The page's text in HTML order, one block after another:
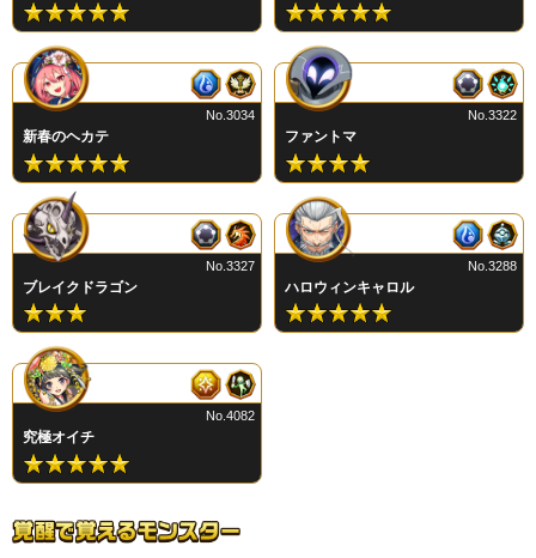
新春のヘカテ
No.3034
ファントマ
No.3322
ブレイクドラゴン
No.3327
ハロウィンキャロル
No.3288
究極オイチ
No.4082